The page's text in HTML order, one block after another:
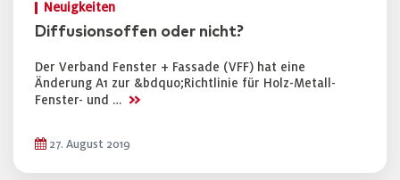
Neuigkeiten
Diffusionsoffen oder nicht?
Der Verband Fenster + Fassade (VFF) hat eine
Änderung A1 zur &bdquo;Richtlinie für Holz-Metall-
Fenster- und … >>
27. August 2019